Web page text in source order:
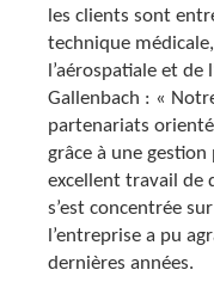
les clients sont
technique
l’aérospatiale et
Gallenbach : «
partenariats
grâce à une
excellent travail de
s’est concentrée
l’entreprise a pu
dernières années.